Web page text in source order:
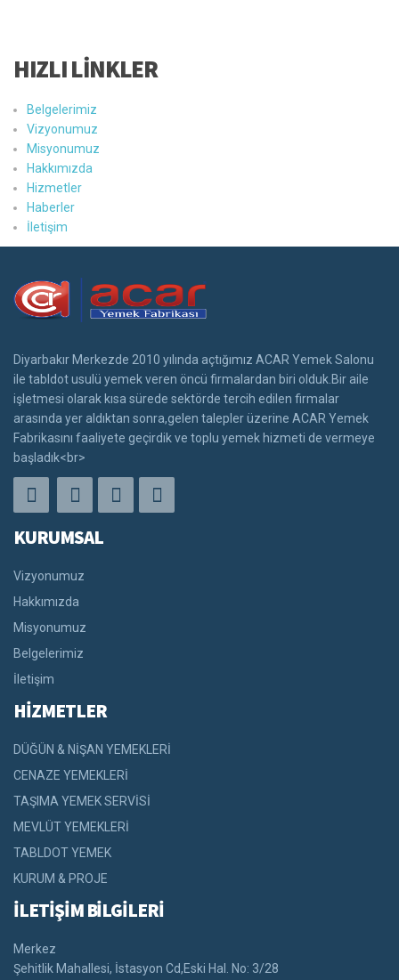
HIZLI LİNKLER
Belgelerimiz
Vizyonumuz
Misyonumuz
Hakkımızda
Hizmetler
Haberler
İletişim
Diyarbakır Merkezde 2010 yılında açtığımız ACAR Yemek Salonu
ile tabldot usulü yemek veren öncü firmalardan biri olduk.Bir aile
işletmesi olarak kısa sürede sektörde tercih edilen firmalar
arasında yer aldıktan sonra,gelen talepler üzerine ACAR Yemek
Fabrikasını faaliyete geçirdik ve toplu yemek hizmeti de vermeye
başladık<br>
KURUMSAL
Vizyonumuz
Hakkımızda
Misyonumuz
Belgelerimiz
İletişim
HİZMETLER
DÜĞÜN & NİŞAN YEMEKLERİ
CENAZE YEMEKLERİ
TAŞIMA YEMEK SERVİSİ
MEVLÜT YEMEKLERİ
TABLDOT YEMEK
KURUM & PROJE
İLETİŞİM BİLGİLERİ
Merkez
Şehitlik Mahallesi, İstasyon Cd,Eski Hal. No: 3/28